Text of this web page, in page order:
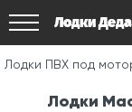
Лодки
Лодки ПВХ под
Лодки